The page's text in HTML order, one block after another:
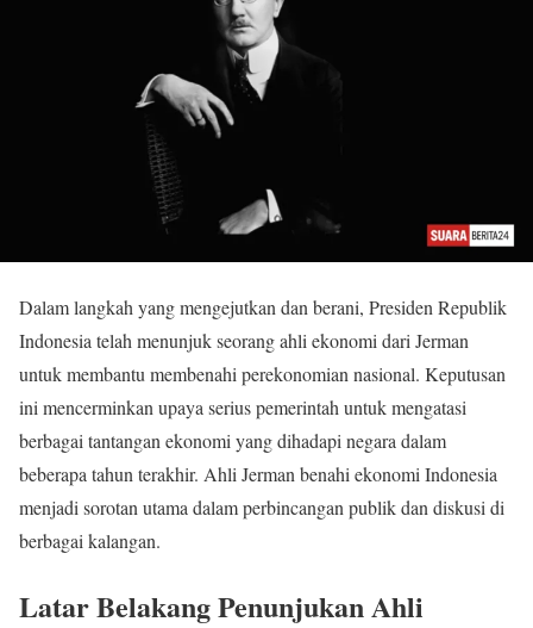
Dalam langkah yang mengejutkan dan berani, Presiden Republik
Indonesia telah menunjuk seorang ahli ekonomi dari Jerman
untuk membantu membenahi perekonomian nasional. Keputusan
ini mencerminkan upaya serius pemerintah untuk mengatasi
berbagai tantangan ekonomi yang dihadapi negara dalam
beberapa tahun terakhir. Ahli Jerman benahi ekonomi Indonesia
menjadi sorotan utama dalam perbincangan publik dan diskusi di
berbagai kalangan.
Latar Belakang Penunjukan Ahli